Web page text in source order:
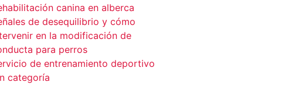
canina en alberca
de desequilibrio y cómo
en la modificación de
para perros
de entrenamiento deportivo
categoría